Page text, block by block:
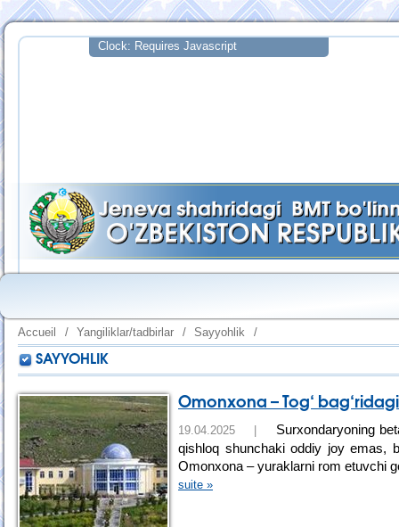
Accueil / Yangiliklar/tadbirlar / Sayyohlik /
SAYYOHLIK
Omonxona – Tog‘
19.04.2025 |
Surxondaryoning
qishloq shunchaki oddiy joy emas,
Omonxona – yuraklarni rom etuvchi
suite »